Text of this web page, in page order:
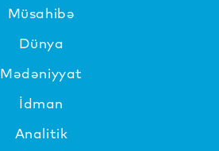
Müsahibə
Dünya
Mədəniyyat
İdman
Analitik